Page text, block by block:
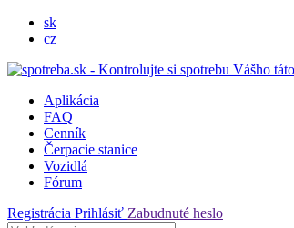
sk
cz
Aplikácia
FAQ
Cenník
Čerpacie stanice
Vozidlá
Fórum
Registrácia Prihlásiť Zabudnuté heslo